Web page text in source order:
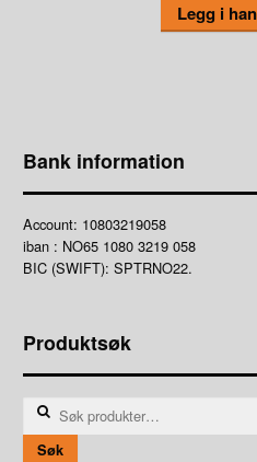
Legg i
Bank information
Account: 10803219058
iban : NO65 1080 3219 058
BIC (SWIFT): SPTRNO22.
Produktsøk
Søk
Søk